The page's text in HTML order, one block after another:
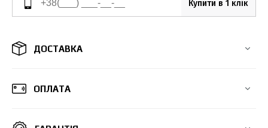
Купити в 1 клік
ДОСТАВКА
ОПЛАТА